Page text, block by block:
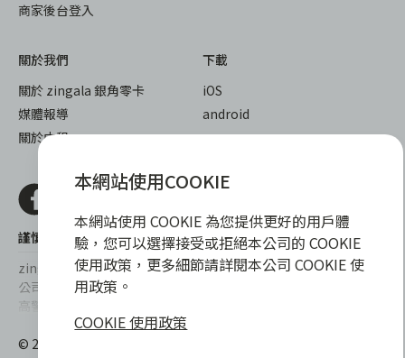
商家後台登入
關於我們
關於 zingala 銀角零卡
媒體報導
關於中租
下載
iOS
android
謹慎衡量自身財務狀況，理性理財最安心
zingala銀角零卡/仲信資融沒有代辦公司及代辦業務，也未與代辦
公司合作，更不會要求您提供實體銀行提款卡或實體信用卡，請提
高警覺，勿受騙上當！
提醒您，消費前請審慎評估財務狀況，理性理財最安心。總費用年
百分率區間為0%~15.9%，實際費用率，仍以各合作商家提供之商
© 2022 仲信資融股份有限公司 Chailease Consumer Finance
本網站使用COOKIE
本網站使用 COOKIE 為您提供更好的用戶體
驗，您可以選擇接受或拒絕本公司的 COOKIE
使用政策，更多細節請詳閱本公司 COOKIE 使
用政策。
COOKIE 使用政策